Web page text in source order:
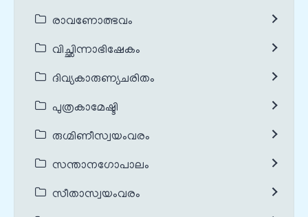
രാവണോത്ഭവം
വിച്ഛിന്നാഭിഷേകം
ദിവ്യകാരുണ്യചരിതം
പുത്രകാമേഷ്ടി
രുഗ്മിണീസ്വയംവരം
സന്താനഗോപാലം
സീതാസ്വയംവരം